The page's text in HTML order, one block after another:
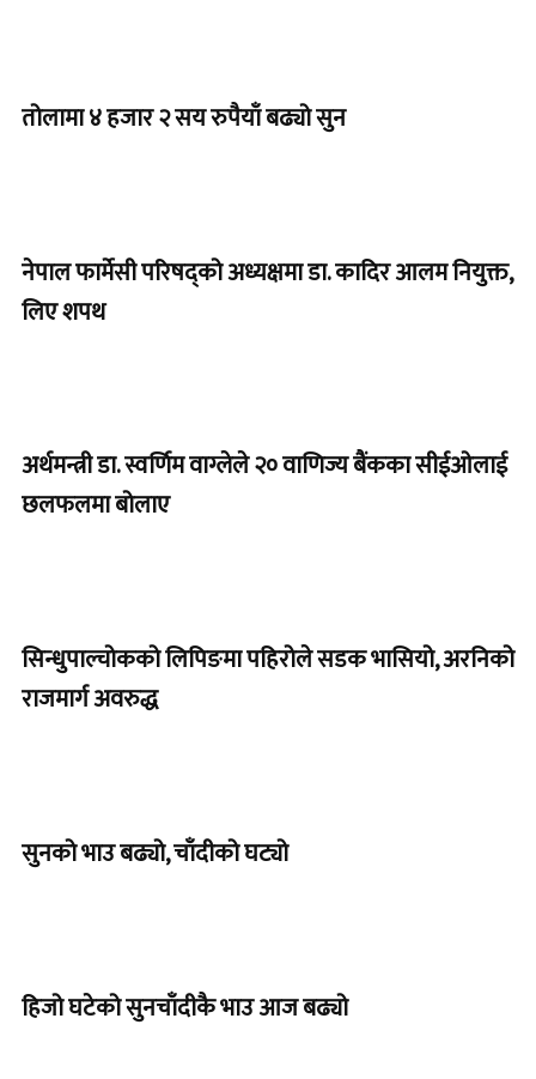
तोलामा ४ हजार २ सय रुपैयाँ बढ्यो सुन
नेपाल फार्मेसी परिषद्को अध्यक्षमा डा. कादिर आलम नियुक्त,
लिए शपथ
अर्थमन्त्री डा. स्वर्णिम वाग्लेले २० वाणिज्य बैंकका सीईओलाई
छलफलमा बोलाए
सिन्धुपाल्चोकको लिपिङमा पहिरोले सडक भासियो, अरनिको
राजमार्ग अवरुद्ध
सुनको भाउ बढ्यो, चाँदीको घट्यो
हिजो घटेको सुनचाँदीकै भाउ आज बढ्यो